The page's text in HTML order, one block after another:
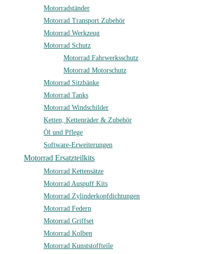
Motorradständer
Motorrad Transport Zubehör
Motorrad Werkzeug
Motorrad Schutz
Motorrad Fahrwerksschutz
Motorrad Motorschutz
Motorrad Sitzbänke
Motorrad Tanks
Motorrad Windschilder
Ketten, Kettenräder & Zubehör
Öl und Pflege
Software-Erweiterungen
Motorrad Ersatzteilkits
Motorrad Kettensätze
Motorrad Auspuff Kits
Motorrad Zylinderkopfdichtungen
Motorrad Federn
Motorrad Griffset
Motorrad Kolben
Motorrad Kunststoffteile